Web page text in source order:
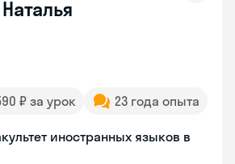
Наталья
₽ за урок 23 года опыта
иностранных языков в